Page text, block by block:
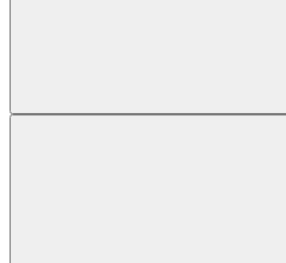
Suchen